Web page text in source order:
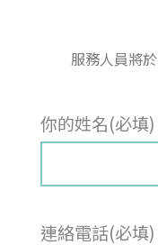
服務人員將
你的姓名(必填)
連絡電話(必填)